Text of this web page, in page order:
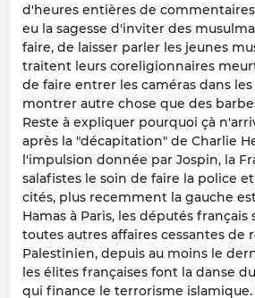
d'heures entières de
eu la sagesse d'inviter des
faire, de laisser parler les jeunes
traitent leurs coreligionnaires
de faire entrer les caméras dans
montrer autre chose que des
Reste à expliquer pourquoi çà
après la "décapitation" de Charlie
l'impulsion donnée par Jospin, la
salafistes le soin de faire la police
cités, plus recemment la gauche
Hamas à Paris, les députés français
toutes autres affaires cessantes de
Palestinien, depuis au moins le
les élites françaises font la danse
qui finance le terrorisme islamique.